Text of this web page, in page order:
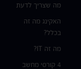
מה שצריך לדעת
האקינג מה זה
בכלל?
מה זה IT?
4 קורסי מחשב